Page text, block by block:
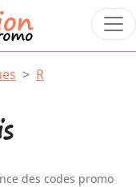
R
des codes promo